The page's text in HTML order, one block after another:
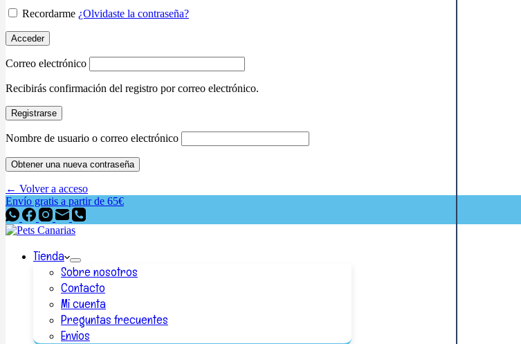
Recordarme ¿Olvidaste la contraseña?
Acceder
Correo electrónico
Recibirás confirmación del registro por correo electrónico.
Registrarse
Nombre de usuario o correo electrónico
Obtener una nueva contraseña
← Volver a acceso
Envío gratis a partir de 65€
Tienda
Sobre nosotros
Contacto
Mi cuenta
Preguntas frecuentes
Envios